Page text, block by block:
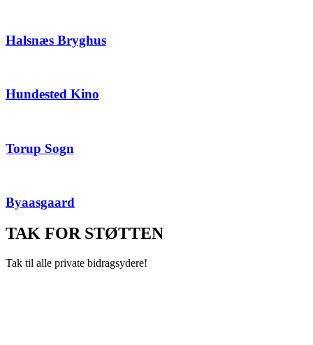
Halsnæs Bryghus
Hundested Kino
Torup Sogn
Byaasgaard
TAK FOR STØTTEN
Tak til alle private bidragsydere!